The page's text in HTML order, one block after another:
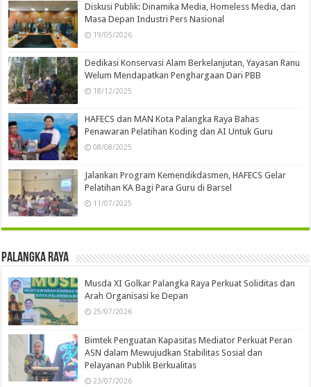
Diskusi Publik: Dinamika Media, Homeless Media, dan
Masa Depan Industri Pers Nasional
19/05/2026
Dedikasi Konservasi Alam Berkelanjutan, Yayasan Ranu
Welum Mendapatkan Penghargaan Dari PBB
18/12/2025
HAFECS dan MAN Kota Palangka Raya Bahas
Penawaran Pelatihan Koding dan AI Untuk Guru
08/08/2025
Jalankan Program Kemendikdasmen, HAFECS Gelar
Pelatihan KA Bagi Para Guru di Barsel
11/07/2025
Palangka Raya
Musda XI Golkar Palangka Raya Perkuat Soliditas dan
Arah Organisasi ke Depan
25/07/2026
Bimtek Penguatan Kapasitas Mediator Perkuat Peran
ASN dalam Mewujudkan Stabilitas Sosial dan
Pelayanan Publik Berkualitas
23/07/2026